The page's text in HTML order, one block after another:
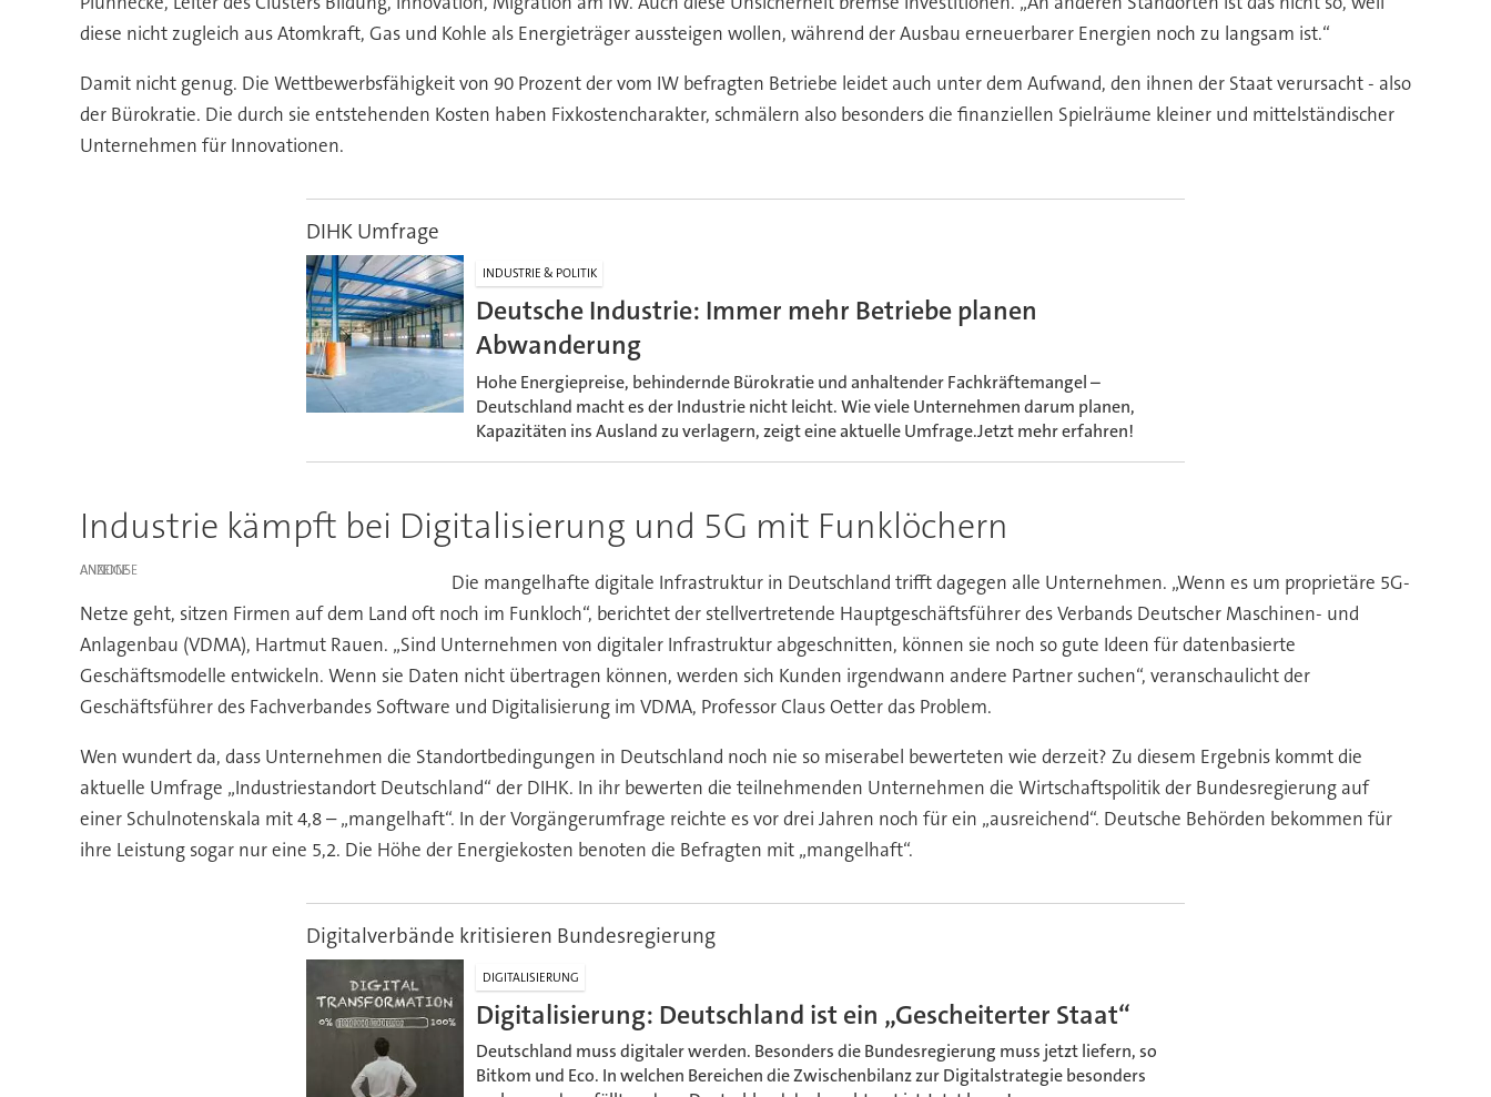
diese nicht zugleich aus Atomkraft, Gas und Kohle als Energieträger aussteigen wollen, während der Ausbau erneuerbarer Energien noch zu langsam ist.“
Damit nicht genug. Die Wettbewerbsfähigkeit von 90 Prozent der vom IW befragten Betriebe leidet auch unter dem Aufwand, den ihnen der Staat verursacht - also
der Bürokratie. Die durch sie entstehenden Kosten haben Fixkostencharakter, schmälern also besonders die finanziellen Spielräume kleiner und mittelständischer
Unternehmen für Innovationen.
DIHK Umfrage
INDUSTRIE & POLITIK
Deutsche Industrie: Immer mehr Betriebe planen
Abwanderung
Hohe Energiepreise, behindernde Bürokratie und anhaltender Fachkräftemangel –
Deutschland macht es der Industrie nicht leicht. Wie viele Unternehmen darum planen,
Kapazitäten ins Ausland zu verlagern, zeigt eine aktuelle Umfrage.Jetzt mehr erfahren!
Industrie kämpft bei Digitalisierung und 5G mit Funklöchern
ANZEIGE
Die mangelhafte digitale Infrastruktur in Deutschland trifft dagegen alle Unternehmen. „Wenn es um proprietäre 5G-
Netze geht, sitzen Firmen auf dem Land oft noch im Funkloch“, berichtet der stellvertretende Hauptgeschäftsführer des Verbands Deutscher Maschinen- und
Anlagenbau (VDMA), Hartmut Rauen. „Sind Unternehmen von digitaler Infrastruktur abgeschnitten, können sie noch so gute Ideen für datenbasierte
Geschäftsmodelle entwickeln. Wenn sie Daten nicht übertragen können, werden sich Kunden irgendwann andere Partner suchen“, veranschaulicht der
Geschäftsführer des Fachverbandes Software und Digitalisierung im VDMA, Professor Claus Oetter das Problem.
Wen wundert da, dass Unternehmen die Standortbedingungen in Deutschland noch nie so miserabel bewerteten wie derzeit? Zu diesem Ergebnis kommt die
aktuelle Umfrage „Industriestandort Deutschland“ der DIHK. In ihr bewerten die teilnehmenden Unternehmen die Wirtschaftspolitik der Bundesregierung auf
einer Schulnotenskala mit 4,8 – „mangelhaft“. In der Vorgängerumfrage reichte es vor drei Jahren noch für ein „ausreichend“. Deutsche Behörden bekommen für
ihre Leistung sogar nur eine 5,2. Die Höhe der Energiekosten benoten die Befragten mit „mangelhaft“.
Digitalverbände kritisieren Bundesregierung
DIGITALISIERUNG
Digitalisierung: Deutschland ist ein „Gescheiterter Staat“
Deutschland muss digitaler werden. Besonders die Bundesregierung muss jetzt liefern, so
Bitkom und Eco. In welchen Bereichen die Zwischenbilanz zur Digitalstrategie besonders